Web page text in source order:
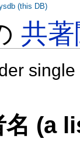
共
名 (a
(this DB)